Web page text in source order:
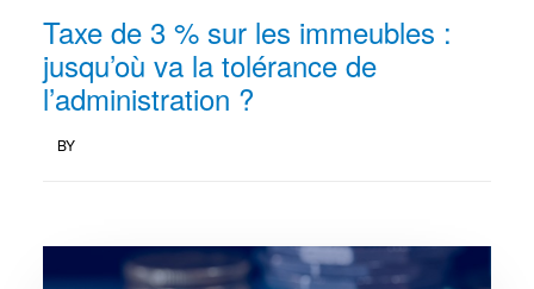
Taxe de 3 % sur les immeubles :
jusqu’où va la tolérance de
l’administration ?
BY